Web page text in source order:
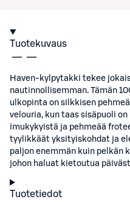
Tuotekuvaus
Haven-kylpytakki tekee
nautinnollisemman. Tämän
ulkopinta on silkkisen
velouria, kun taas sisäpuoli
imukykyistä ja pehmeää
tyylikkäät yksityiskohdat ja
paljon enemmän kuin pelkän
johon haluat kietoutua
Tuotetiedot